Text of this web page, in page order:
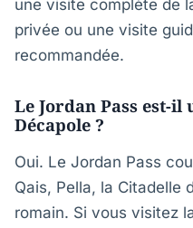
une visite complète de
privée ou une visite
recommandée.
Le Jordan Pass est-
Décapole ?
Oui. Le Jordan Pass
Qais, Pella, la Citadelle
romain. Si vous visitez